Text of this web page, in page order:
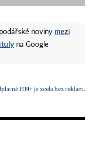
noviny mezi
na Google
HN+ je zcela bez reklam.